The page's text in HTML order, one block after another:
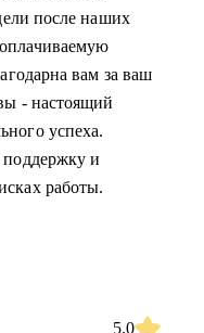
после наших
вам за ваш
- настоящий
успеха.
и
работы.
5.0